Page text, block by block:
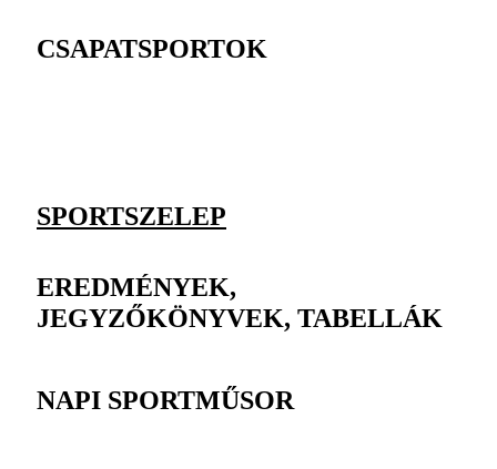
CSAPATSPORTOK
SPORTSZELEP
EREDMÉNYEK,
JEGYZŐKÖNYVEK, TABELLÁK
NAPI SPORTMŰSOR